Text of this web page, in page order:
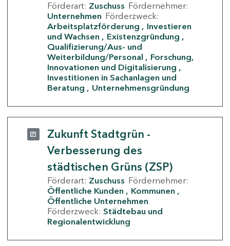
Förderart: Zuschuss Fördernehmer:
Unternehmen Förderzweck:
Arbeitsplatzförderung
Investieren
und Wachsen
Existenzgründung
Qualifizierung/Aus- und
Weiterbildung/Personal
Forschung,
Innovationen und Digitalisierung
Investitionen in Sachanlagen und
Beratung
Unternehmensgründung
Zukunft Stadtgrün -
Verbesserung des
städtischen Grüns (ZSP)
Förderart: Zuschuss Fördernehmer:
Öffentliche Kunden
Kommunen
Öffentliche Unternehmen
Förderzweck: Städtebau und
Regionalentwicklung